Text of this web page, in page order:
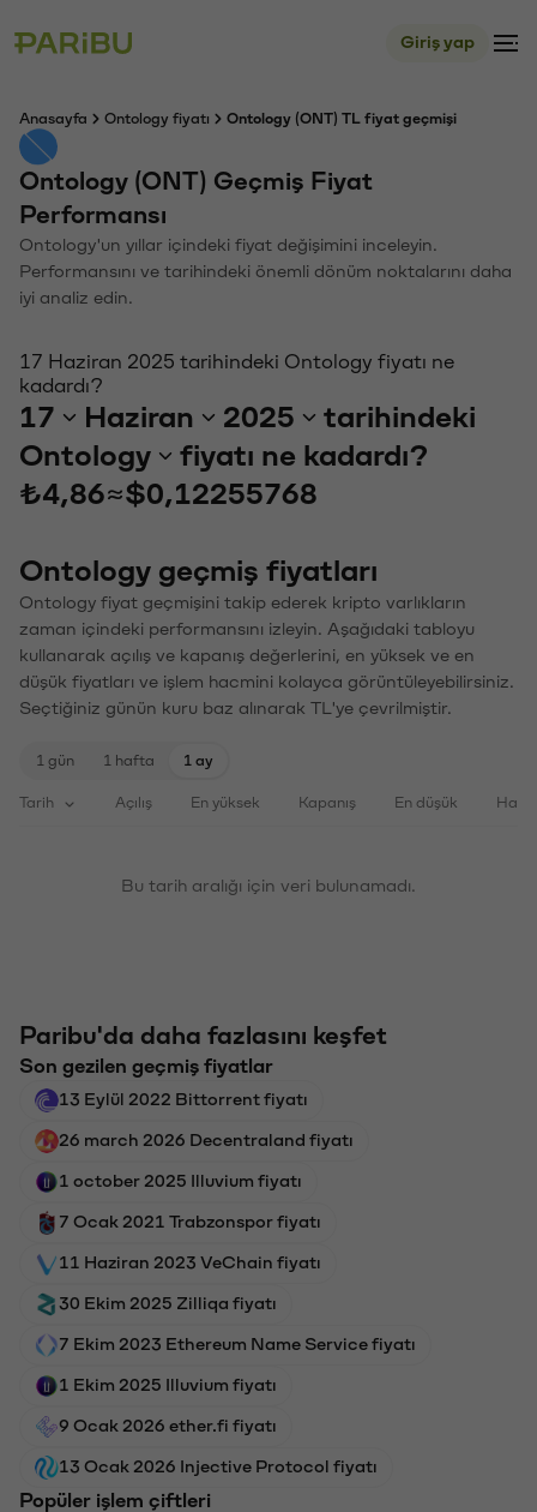
Giriş yap
Anasayfa Ontology fiyatı Ontology (ONT) TL fiyat geçmişi
Ontology (ONT) Geçmiş Fiyat
Performansı
Ontology'un yıllar içindeki fiyat değişimini inceleyin.
Performansını ve tarihindeki önemli dönüm noktalarını daha
iyi analiz edin.
17 Haziran 2025 tarihindeki Ontology fiyatı ne
kadardı?
17 Haziran 2025
tarihindeki
Ontology
fiyatı ne kadardı?
₺4,86≈$0,12255768
Ontology geçmiş fiyatları
Ontology fiyat geçmişini takip ederek kripto varlıkların
zaman içindeki performansını izleyin. Aşağıdaki tabloyu
kullanarak açılış ve kapanış değerlerini, en yüksek ve en
düşük fiyatları ve işlem hacmini kolayca görüntüleyebilirsiniz.
Seçtiğiniz günün kuru baz alınarak TL'ye çevrilmiştir.
1 gün 1 hafta 1 ay
Tarih Açılış En yüksek Kapanış En düşük
Bu tarih aralığı için veri bulunamadı.
Paribu'da daha fazlasını keşfet
Son gezilen geçmiş fiyatlar
13 Eylül 2022 Bittorrent fiyatı
26 march 2026 Decentraland fiyatı
1 october 2025 Illuvium fiyatı
7 Ocak 2021 Trabzonspor fiyatı
11 Haziran 2023 VeChain fiyatı
30 Ekim 2025 Zilliqa fiyatı
7 Ekim 2023 Ethereum Name Service fiyatı
1 Ekim 2025 Illuvium fiyatı
9 Ocak 2026 ether.fi fiyatı
13 Ocak 2026 Injective Protocol fiyatı
Popüler işlem çiftleri